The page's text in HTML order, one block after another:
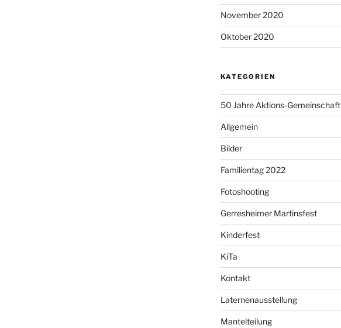
November 2020
Oktober 2020
KATEGORIEN
50 Jahre Aktions-Gemeinschaft
Allgemein
Bilder
Familientag 2022
Fotoshooting
Gerresheimer Martinsfest
Kinderfest
KiTa
Kontakt
Laternenausstellung
Mantelteilung